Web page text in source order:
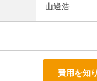
山邊浩
費用を知